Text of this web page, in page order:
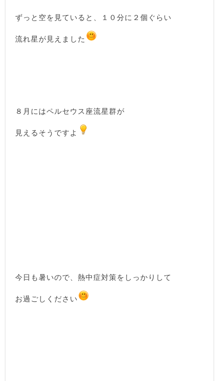
ずっと空を見ていると、１０分に２個ぐらい
流れ星が見えました
８月にはペルセウス座流星群が
見えるそうですよ
今日も暑いので、熱中症対策をしっかりして
お過ごしください